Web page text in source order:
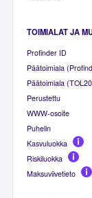
TOIMIALAT JA
Profinder ID
Päätoimiala
Päätoimiala
Perustettu
WWW-osoite
Puhelin
Kasvuluokka
Riskiluokka
Maksuviivetieto